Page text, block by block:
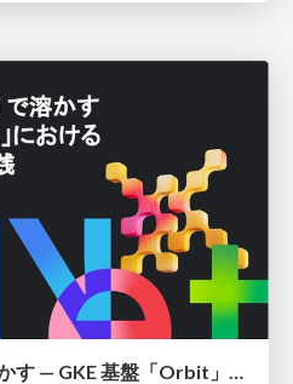
認知負荷をGemini で溶かす — GKE 基盤「Orbit」における AI エージェントの実践